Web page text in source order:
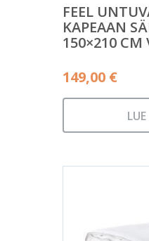
FEEL
KAPEAAN
150×210 CM
149,00 €